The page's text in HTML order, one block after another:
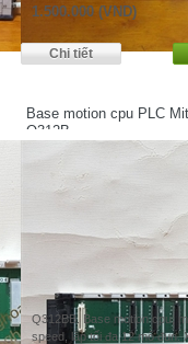
1.500.000 (VND)
Base motion cpu PLC
Q312B
Q312BB. Base motion cpu,
speed, lắp tối đa 12 mô đun.